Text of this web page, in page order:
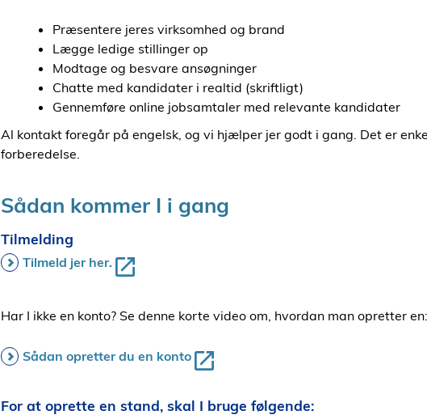
Præsentere jeres virksomhed og brand
Lægge ledige stillinger op
Modtage og besvare ansøgninger
Chatte med kandidater i realtid (skriftligt)
Gennemføre online jobsamtaler med relevante kandidater
Al kontakt foregår på engelsk, og vi hjælper jer godt i gang. Det er
forberedelse.
Sådan kommer I i gang
Tilmelding
Tilmeld jer her.
Har I ikke en konto? Se denne korte video om, hvordan man opretter en:
Sådan opretter du en konto
For at oprette en stand, skal I bruge følgende: